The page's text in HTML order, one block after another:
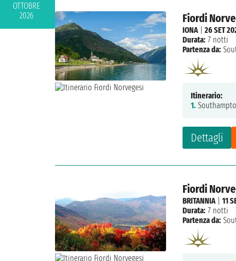
OTTOBRE
2026
Fiordi
Dettagli
IONA|26 SET
Durata: 7 notti
Partenza da:
Itinerario:
1.
Fiordi
BRITANNIA|11
Durata: 7 notti
Partenza da: